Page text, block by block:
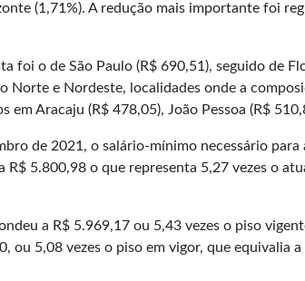
(1,71%). A redução mais importante foi
foi o de São Paulo (R$ 690,51), seguido de
Norte e Nordeste, localidades onde a
Aracaju (R$ 478,05), João Pessoa (R$
de 2021, o salário-mínimo necessário para
5.800,98 o que representa 5,27 vezes o
a R$ 5.969,17 ou 5,43 vezes o piso
ou 5,08 vezes o piso em vigor, que equivalia a